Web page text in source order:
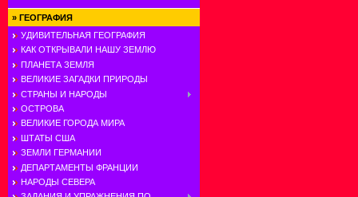
» ГЕОГРАФИЯ
УДИВИТЕЛЬНАЯ ГЕОГРАФИЯ
КАК ОТКРЫВАЛИ НАШУ ЗЕМЛЮ
ПЛАНЕТА ЗЕМЛЯ
ВЕЛИКИЕ ЗАГАДКИ ПРИРОДЫ
СТРАНЫ И НАРОДЫ
ОСТРОВА
ВЕЛИКИЕ ГОРОДА МИРА
ШТАТЫ США
ЗЕМЛИ ГЕРМАНИИ
ДЕПАРТАМЕНТЫ ФРАНЦИИ
НАРОДЫ СЕВЕРА